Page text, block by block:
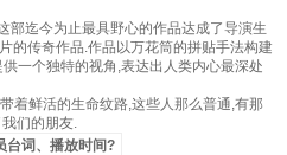
部迄今为止最具野心的作品达成了导演生
的传奇作品.作品以万花筒的拼贴手法构建
一个独特的视角,表达出人类内心最深处
着鲜活的生命纹路,这些人那么普通,有那
们的朋友.
台词、播放时间?